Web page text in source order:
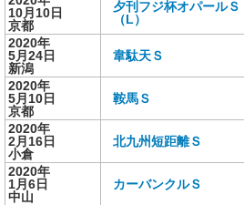
10月10日
京都
夕刊フジ杯オパールＳ
（L）
2020年
5月24日
新潟
韋駄天Ｓ
2020年
5月10日
京都
鞍馬Ｓ
2020年
2月16日
小倉
北九州短距離Ｓ
2020年
1月6日
中山
カーバンクルＳ